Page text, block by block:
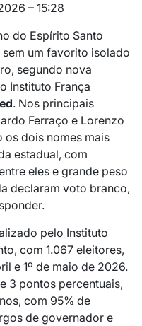
– 15:28
do Espírito Santo
um favorito isolado
segundo nova
Instituto França
. Nos principais
Ferraço e Lorenzo
os dois nomes mais
estadual, com
eles e grande peso
declaram voto branco,
pelo Instituto
com 1.067 eleitores,
e 1º de maio de 2026.
3 pontos percentuais,
com 95% de
de governador e